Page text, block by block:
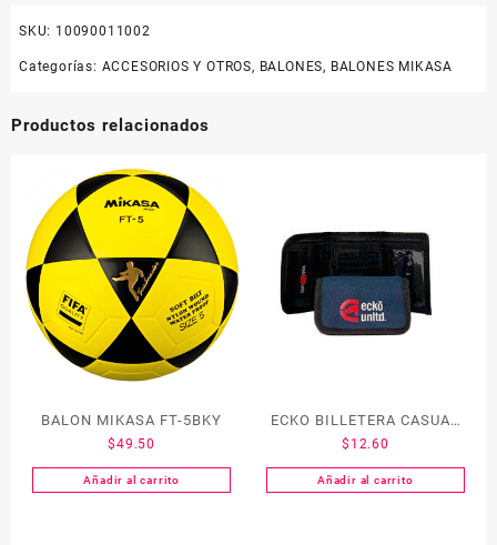
SKU: 10090011002
Categorías: ACCESORIOS Y OTROS, BALONES, BALONES MIKASA
Productos relacionados
BALON MIKASA FT-5BKY
$49.50
Añadir al carrito
ECKO BILLETERA CASUAL
(EK177-BLU)
$ 12.60
Añadir al carrito